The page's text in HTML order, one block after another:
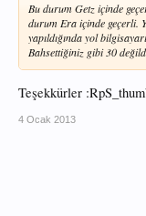
Bu durum Getz içinde
durum Era içinde geçerli.
yapıldığında yol
Bahsettiğiniz gibi 30
Teşekkürler
4 Ocak 2013